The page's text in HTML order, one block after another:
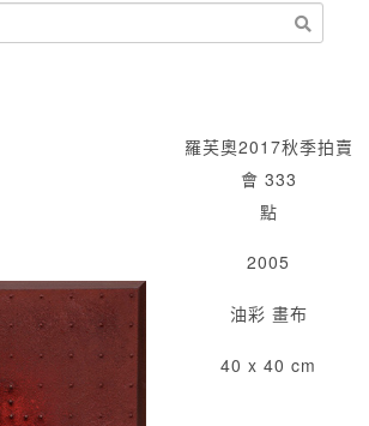
羅芙奧2017秋季拍賣
會 333
點
2005
油彩 畫布
40 x 40 cm